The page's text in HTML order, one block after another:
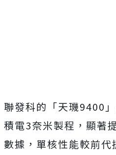
聯發科的「天璣9400
積電3奈米製程，顯著
數據，單核性能較前